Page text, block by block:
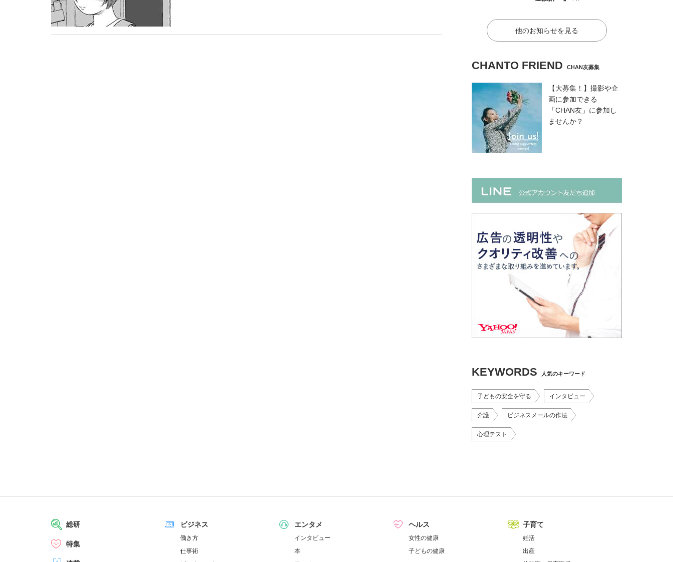
他のお知らせを見る
CHANTO FRIEND CHAN友募集
【大募集！】撮影や企
画に参加できる
「CHAN友」に参加し
ませんか？
KEYWORDS 人気のキーワード
子どもの安全を守る インタビュー
介護 ビジネスメールの作法
心理テスト
総研
特集
ビジネス
働き方
仕事術
エンタメ
インタビュー
本
ヘルス
女性の健康
子どもの健康
子育て
妊活
出産